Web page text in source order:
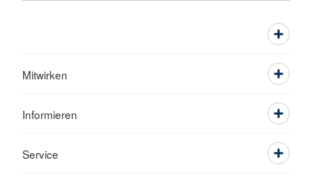
Mitwirken
Informieren
Service